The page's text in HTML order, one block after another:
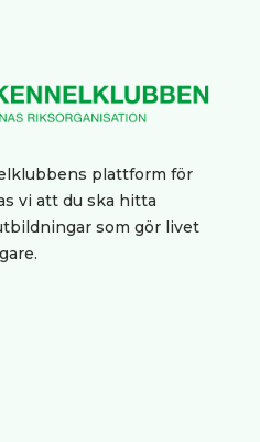
plattform för
vi att du ska hitta
som gör livet